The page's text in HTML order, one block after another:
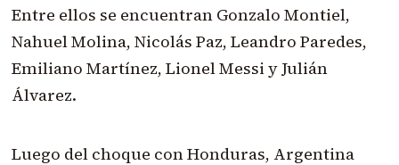
Entre ellos se encuentran Gonzalo Montiel,
Nahuel Molina, Nicolás Paz, Leandro Paredes,
Emiliano Martínez, Lionel Messi y Julián
Álvarez.
Luego del choque con Honduras, Argentina